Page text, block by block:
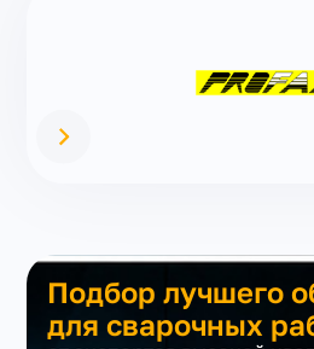
Подбор лучшего
для сварочных